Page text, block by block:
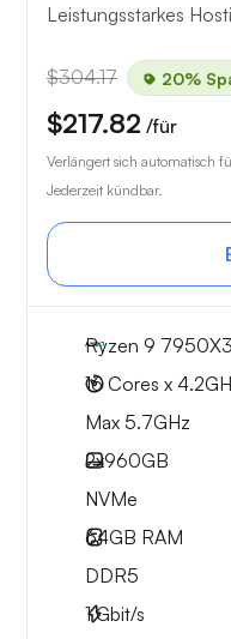
Leistungsstarkes
$304.17 20%
$217.82 /für
Verlängert sich automatisch
Jederzeit kündbar.
Ryzen 9
16 Cores x
Max 5.7GHz
2x960GB
NVMe
64GB RAM
DDR5
1Gbit/s